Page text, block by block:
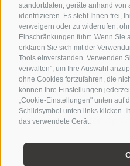
standortdaten, geräte anhand von
identifizieren. Es steht Ihnen frei,
verweigern oder zu widerrufen,
Einschränkungen führt. Wenn Sie
erklären Sie sich mit der
Tools einverstanden. Verwenden
verwalten", um Ihre Auswahl
ohne Cookies fortzufahren, die
können Ihre Einstellungen
„Cookie-Einstellungen" unten auf
Schildsymbol unten links klicken.
das verwendete Gerät.
Aktiv &
Umgebung
PROSPEKTE
Impressum |Sitemap